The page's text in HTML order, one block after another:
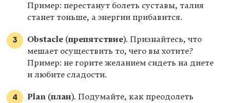
Пример: перестанут болеть суставы, талия
станет тоньше, а энергии прибавится.
Obstacle (препятствие). Признайтесь, что
мешает осуществить то, чего вы хотите?
Пример: не горите желанием сидеть на диете
и любите сладости.
Plan (план). Подумайте, как преодолеть